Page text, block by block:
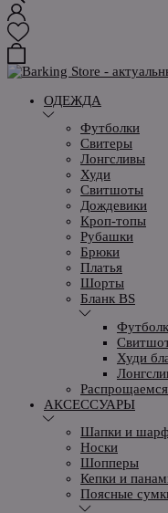
ОДЕЖДА
Футболки
Свитеры
Лонгсливы
Худи
Свитшоты
Дождевики
Кроп-топы
Рубашки
Брюки
Платья
Шорты
Бланк BS
Худи
Распрощаемся
АКСЕССУАРЫ
Шапки и
Носки
Шопперы
Кепки и
Поясные